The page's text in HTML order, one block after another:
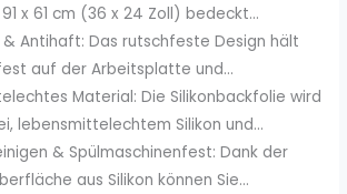
x 61 cm (36 x 24 Zoll) bedeckt...
Antihaft: Das rutschfeste Design hält
auf der Arbeitsplatte und...
Material: Die Silikonbackfolie wird
lebensmittelechtem Silikon und...
& Spülmaschinenfest: Dank der
aus Silikon können Sie...